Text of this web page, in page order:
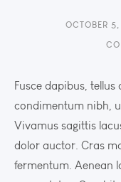
OCTOBER
Fusce dapibus,
condimentum nibh,
Vivamus sagittis
dolor auctor. Cras
fermentum. Aenean